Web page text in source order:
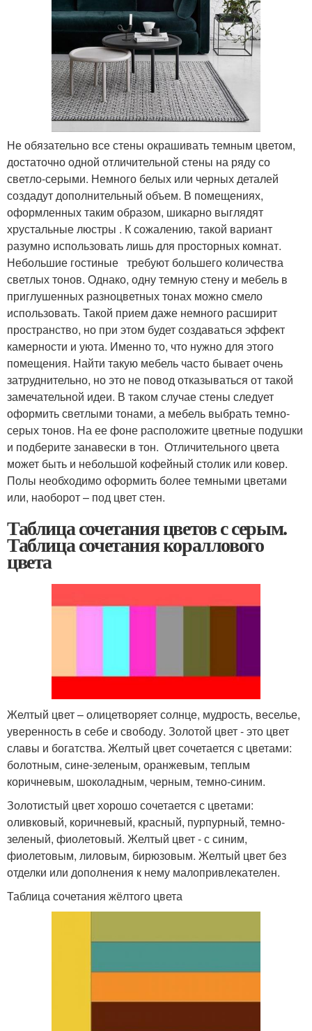
Не обязательно все стены окрашивать темным цветом,
достаточно одной отличительной стены на ряду со
светло-серыми. Немного белых или черных деталей
создадут дополнительный объем. В помещениях,
оформленных таким образом, шикарно выглядят
хрустальные люстры . К сожалению, такой вариант
разумно использовать лишь для просторных комнат.
Небольшие гостиные требуют большего количества
светлых тонов. Однако, одну темную стену и мебель в
приглушенных разноцветных тонах можно смело
использовать. Такой прием даже немного расширит
пространство, но при этом будет создаваться эффект
камерности и уюта. Именно то, что нужно для этого
помещения. Найти такую мебель часто бывает очень
затруднительно, но это не повод отказываться от такой
замечательной идеи. В таком случае стены следует
оформить светлыми тонами, а мебель выбрать темно-
серых тонов. На ее фоне расположите цветные подушки
и подберите занавески в тон. Отличительного цвета
может быть и небольшой кофейный столик или ковер.
Полы необходимо оформить более темными цветами
или, наоборот – под цвет стен.
Таблица сочетания цветов с серым.
Таблица сочетания кораллового
цвета
Желтый цвет – олицетворяет солнце, мудрость, веселье,
уверенность в себе и свободу. Золотой цвет - это цвет
славы и богатства. Желтый цвет сочетается с цветами:
болотным, сине-зеленым, оранжевым, теплым
коричневым, шоколадным, черным, темно-синим.
Золотистый цвет хорошо сочетается с цветами:
оливковый, коричневый, красный, пурпурный, темно-
зеленый, фиолетовый. Желтый цвет - с синим,
фиолетовым, лиловым, бирюзовым. Желтый цвет без
отделки или дополнения к нему малопривлекателен.
Таблица сочетания жёлтого цвета